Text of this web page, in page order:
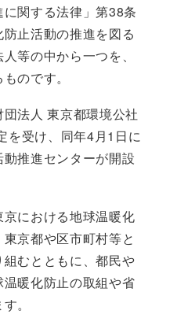
に関する法律」第38条
止活動の推進を図る
等の中から一つを、
のです。
法人 東京都環境公社
を受け、同年4月1日に
推進センターが開設
における地球温暖化
京都や区市町村等と
むとともに、都民や
暖化防止の取組や省
。